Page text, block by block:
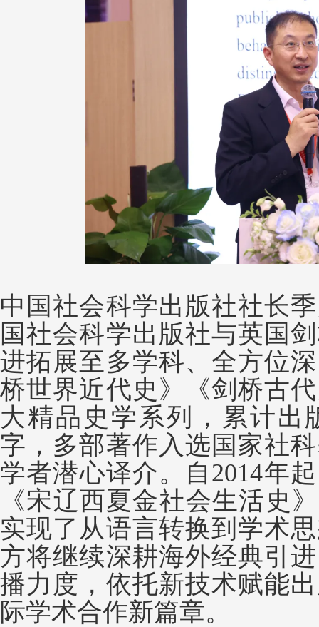
中国社会科学出版社社长
国社会科学出版社与英国
进拓展至多学科、全方位
桥世界近代史》《剑桥古
大精品史学系列，累计出
字，多部著作入选国家社
学者潜心译介。自2014年
《宋辽西夏金社会生活史
实现了从语言转换到学术
方将继续深耕海外经典引
播力度，依托新技术赋能
际学术合作新篇章。